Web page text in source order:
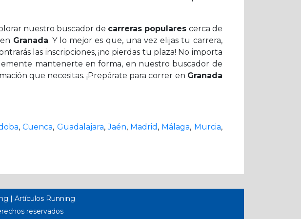
nuestro buscador de carreras populares cerca de
Granada. Y lo mejor es que, una vez elijas tu carrera,
las inscripciones, ¡no pierdas tu plaza! No importa
mantenerte en forma, en nuestro buscador de
que necesitas. ¡Prepárate para correr en Granada
,Cuenca, Guadalajara,Jaén, Madrid , Málaga, Murcia,
| Artículos Running
reservados